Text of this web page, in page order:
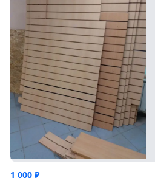
Избранное
Сохраняйте интересные
вернуться к ним позже.
Перейти в избранное
1 000 ₽